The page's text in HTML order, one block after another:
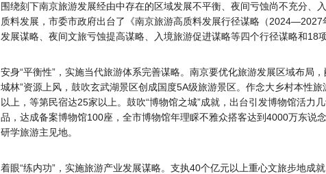
围绕刻下南京旅游发展经由中存在的区域发展不平衡、夜间亏蚀尚不充分、
质料发展，市委市政府出台了《南京旅游高质料发展行径谋略（
发展谋略、夜间文旅亏蚀提高谋略、入境旅游促进谋略等四个行径谋略和18
安身“平衡性”，实施当代旅游体系完善谋略。南京要优化旅游发展区域布局
城林”资源上风，鼓吹玄武湖景区创成国度5A级旅游景区。作念大乡村本性
以上，等第民宿达25家以上。鼓吹“博物馆之城”成就，出台引发博物馆活力
品，达成备案博物馆100座，全市博物馆年理睬不雅众搭客达到4000万东说
研学旅游主见地。
着眼“练内功”，实施旅游产业发展谋略。支执40个亿元以上重心文旅步地成